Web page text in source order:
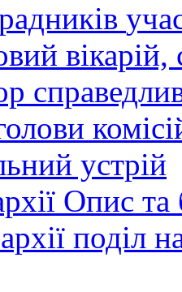
вікарій,
устрій
Опис та
поділ